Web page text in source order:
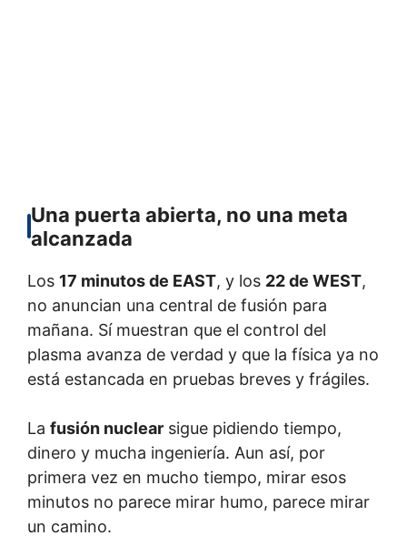
Una puerta abierta, no una meta
alcanzada
Los 17 minutos de EAST, y los 22 de WEST,
no anuncian una central de fusión para
mañana. Sí muestran que el control del
plasma avanza de verdad y que la física ya no
está estancada en pruebas breves y frágiles.
La fusión nuclear sigue pidiendo tiempo,
dinero y mucha ingeniería. Aun así, por
primera vez en mucho tiempo, mirar esos
minutos no parece mirar humo, parece mirar
un camino.